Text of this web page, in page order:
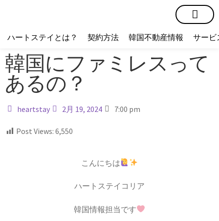
ハートステイとは？ 契約方法 韓国不動産情報 サービ
韓国にファミレスって
あるの？
heartstay 2月 19, 2024 7:00 pm
Post Views: 6,550
こんにちは
ハートステイコリア
韓国情報担当です